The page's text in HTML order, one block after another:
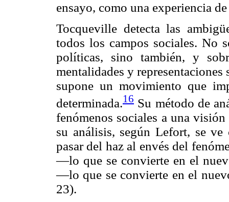
ensayo, como una experiencia
Tocqueville detecta las
todos los campos sociales. No
políticas, sino también, y
mentalidades y
supone un movimiento que
determinada.16 Su método de
fenómenos sociales a una
su análisis, según Lefort, se
pasar del haz al envés del
—lo que se convierte en el
—lo que se convierte en el
23).